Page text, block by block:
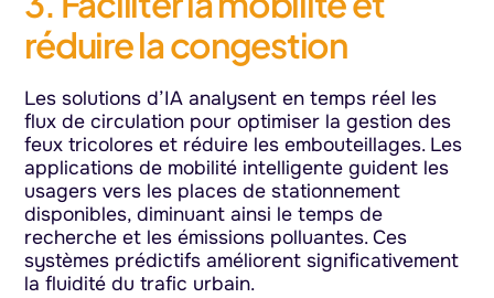
réduire la congestion
Les solutions d’IA analysent en temps réel les
flux de circulation pour optimiser la gestion des
feux tricolores et réduire les embouteillages. Les
applications de mobilité intelligente guident les
usagers vers les places de stationnement
disponibles, diminuant ainsi le temps de
recherche et les émissions polluantes. Ces
systèmes prédictifs améliorent significativement
la fluidité du trafic urbain.